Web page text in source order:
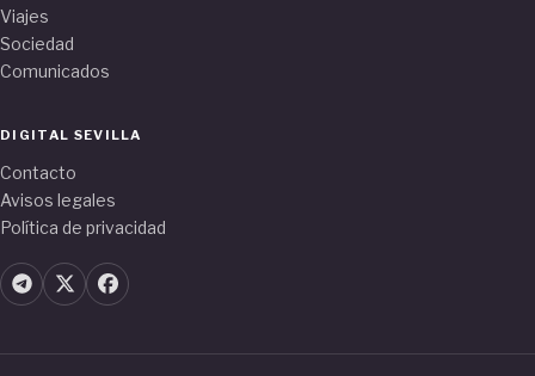
Viajes
Sociedad
Comunicados
DIGITAL SEVILLA
Contacto
Avisos legales
Política de privacidad